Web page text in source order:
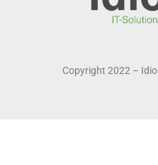
Copyright 2022 –